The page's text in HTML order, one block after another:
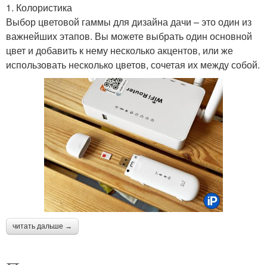
1. Колористика
Выбор цветовой гаммы для дизайна дачи – это один из
важнейших этапов. Вы можете выбрать один основной
цвет и добавить к нему несколько акцентов, или же
использовать несколько цветов, сочетая их между собой.
читать дальше →